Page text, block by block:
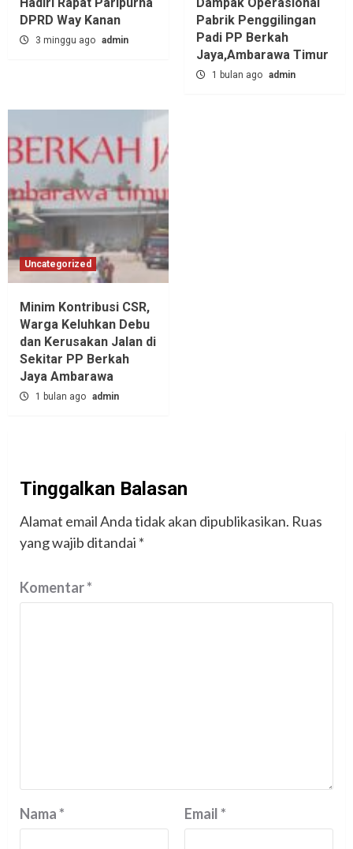
DPRD Way Kanan
3 minggu ago admin
Pabrik Penggilingan
Padi PP Berkah
Jaya,‎Ambarawa Timur
1 bulan ago admin
Uncategorized
Minim Kontribusi CSR,
Warga Keluhkan Debu
dan Kerusakan Jalan di
Sekitar PP Berkah
Jaya Ambarawa‎
1 bulan ago admin
Tinggalkan Balasan
Alamat email Anda tidak akan dipublikasikan. Ruas
yang wajib ditandai *
Komentar*
Nama* Email*